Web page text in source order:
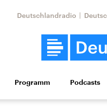
Deutschlandradio
Wirtschaft Wissen
Programm Podcasts